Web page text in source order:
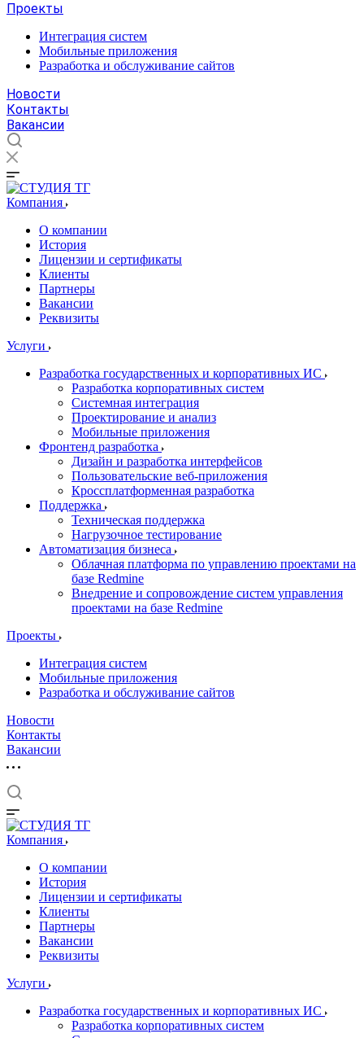
Проекты
Интеграция систем
Мобильные приложения
Разработка и обслуживание сайтов
Новости
Контакты
Вакансии
Компания
О компании
История
Лицензии и сертификаты
Клиенты
Партнеры
Вакансии
Реквизиты
Услуги
Разработка государственных и корпоративных ИС
Разработка корпоративных систем
Системная интеграция
Проектирование и анализ
Мобильные приложения
Фронтенд разработка
Дизайн и разработка интерфейсов
Пользовательские веб-приложения
Кроссплатформенная разработка
Поддержка
Техническая поддержка
Нагрузочное тестирование
Автоматизация бизнеса
Облачная платформа по управлению проектами на
базе Redmine
Внедрение и сопровождение систем управления
проектами на базе Redmine
Проекты
Интеграция систем
Мобильные приложения
Разработка и обслуживание сайтов
Новости
Контакты
Вакансии
Компания
О компании
История
Лицензии и сертификаты
Клиенты
Партнеры
Вакансии
Реквизиты
Услуги
Разработка государственных и корпоративных ИС
Разработка корпоративных систем